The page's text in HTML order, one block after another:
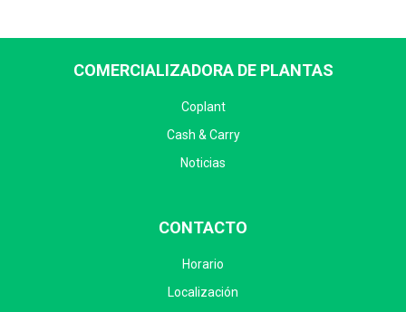
COMERCIALIZADORA DE PLANTAS
Coplant
Cash & Carry
Noticias
CONTACTO
Horario
Localización